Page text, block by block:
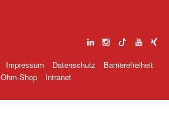
Impressum Datenschutz
Barrierefreiheit
Ohm-Shop
Intranet